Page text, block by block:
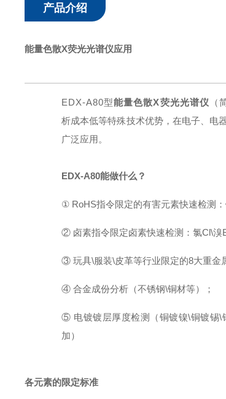
产品介绍
能量色散X荧光光谱仪应用
EDX-A80型能量色散X荧光光谱仪 （
析成本低等特殊技术优势，在电子、电
广泛应用。
EDX-A80能做什么？
① RoHS指令限定的有害元素快速检测
② 卤素指令限定卤素快速检测：氯Cl\溴
③ 玩具\服装\皮革等行业限定的8大重金
④ 合金成份分析（不锈钢\铜材等）；
⑤ 电镀镀层厚度检测（铜镀镍\铜镀锡\
加）
各元素的限定标准